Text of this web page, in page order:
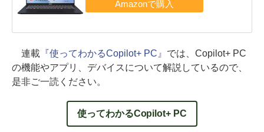
連載 『使ってわかるCopilot+ PC』 では、Copilot+ PC
の機能やアプリ、デバイスについて解説しているので、
是非ご一読ください。
使ってわかるCopilot+ PC